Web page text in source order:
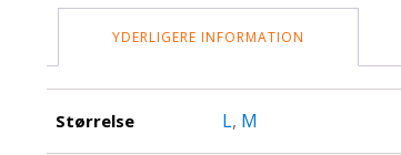
YDERLIGERE INFORMATION
Størrelse L, M